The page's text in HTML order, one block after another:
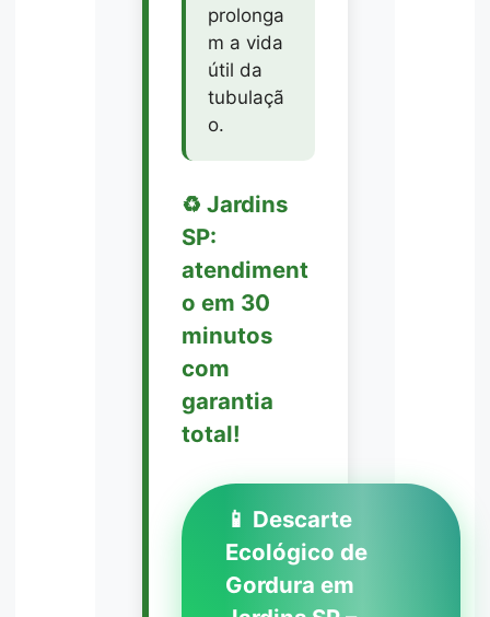
prolonga
m a vida
útil da
tubulaçã
o.
♻️ Jardins
SP:
atendiment
o em 30
minutos
com
garantia
total!
📱 Descarte
Ecológico de
Gordura em